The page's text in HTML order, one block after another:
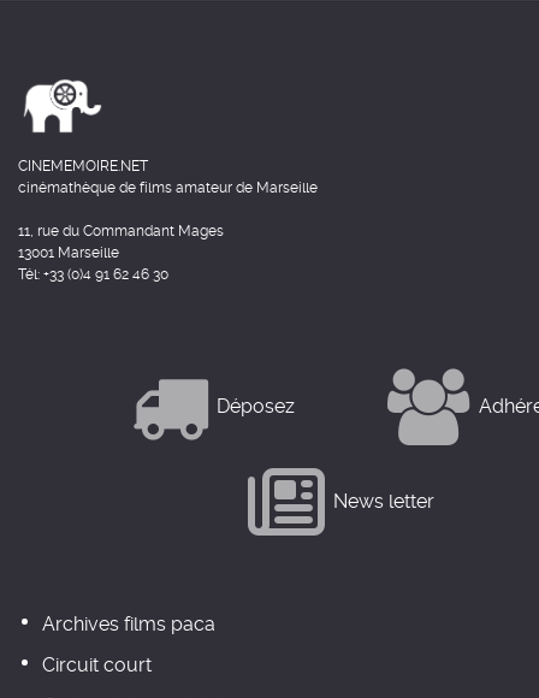
CINEMEMOIRE.NET
cinémathèque de films amateur de Marseille
11, rue du Commandant Mages
13001 Marseille
Tél: +33 (0)4 91 62 46 30
Déposez
News letter
Archives films paca
Circuit court